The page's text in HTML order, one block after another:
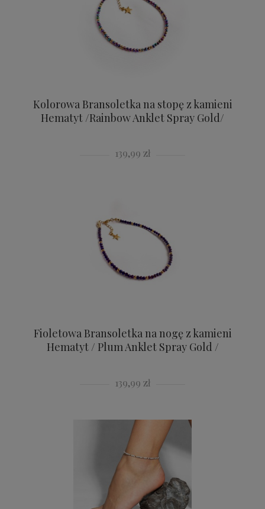
Kolorowa Bransoletka na stopę z kamieni
Hematyt /Rainbow Anklet Spray Gold/
139,99 zł
Fioletowa Bransoletka na nogę z kamieni
Hematyt / Plum Anklet Spray Gold /
139,99 zł